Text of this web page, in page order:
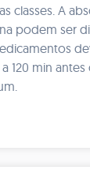
classes. A
podem ser
120 min